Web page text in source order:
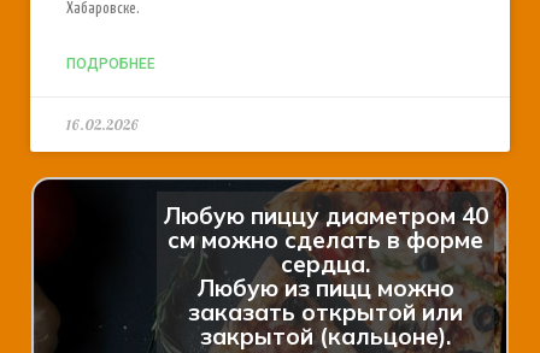
Хабаровске.
ПОДРОБНЕЕ
16.02.2026
Любую пиццу диаметром 40
см можно сделать в форме
сердца.
Любую из пицц можно
заказать открытой или
закрытой (кальцоне).